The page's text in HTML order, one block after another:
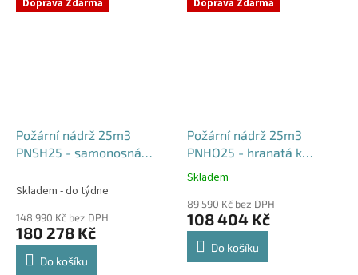
Doprava Zdarma
Požární nádrž 25m3
PNSH25 - samonosná
Skladem - do týdne
148 990 Kč bez DPH
180 278 Kč
Do košíku
Doprava Zdarma
Požární nádrž 25m3
PNHO25 - hranatá k
obetonování
Průměrné
produktu
je
5,0
Skladem
89 590 Kč bez DPH
108 404 Kč
Do košíku